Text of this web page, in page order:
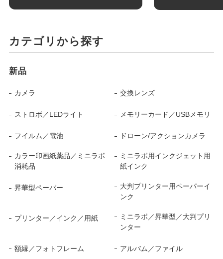
カテゴリから探す
新品
カメラ 交換レンズ
ストロボ／LEDライト メモリーカード／USBメモリ
フイルム／電池 ドローン/アクションカメラ
カラー印画紙薬品／ミニラボ
消耗品
ミニラボ用インクジェット用
紙インク
昇華型ペーパー
大判プリンター用ペーパーイ
ンク
プリンター／インク／用紙
ミニラボ／昇華型／大判プリ
ンター
額縁／フォトフレーム アルバム／ファイル